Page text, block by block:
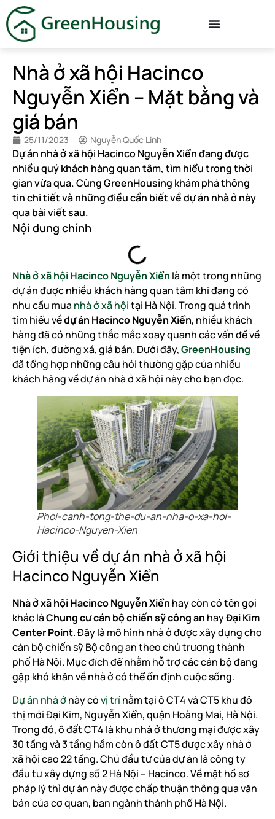
Nhà ở xã hội Hacinco
Nguyễn Xiển – Mặt bằng và
giá bán
25/11/2023 Nguyễn Quốc Linh
Dự án nhà ở xã hội Hacinco Nguyễn Xiển đang được
nhiều quý khách hàng quan tâm, tìm hiểu trong thời
gian vừa qua. Cùng GreenHousing khám phá thông
tin chi tiết và những điều cần biết về dự án nhà ở này
qua bài viết sau.
Nội dung chính
Nhà ở xã hội Hacinco Nguyễn Xiển là một trong những
dự án được nhiều khách hàng quan tâm khi đang có
nhu cầu mua nhà ở xã hộitại Hà Nội. Trong quá trình
tìm hiểu vềdự án Hacinco Nguyễn Xiển, nhiều khách
hàng đã có những thắc mắc xoay quanh các vấn đề về
tiện ích, đường xá, giá bán. Dưới đây,GreenHousing
đã tổng hợp những câu hỏi thường gặp của nhiều
khách hàng về dự án nhà ở xã hội này cho bạn đọc.
Phoi-canh-tong-the-du-an-nha-o-xa-hoi-
Hacinco-Nguyen-Xien
Giới thiệu về dự án nhà ở xã hội
Hacinco Nguyễn Xiển
Nhà ở xã hội Hacinco Nguyễn Xiển hay còn có tên gọi
khác làChung cư cán bộ chiến sỹ công an hayĐại Kim
Center Point. Đây là mô hình nhà ở được xây dựng cho
cán bộ chiến sỹ Bộ công an theo chủ trương thành
phố Hà Nội. Mục đích để nhằm hỗ trợ các cán bộ đang
gặp khó khăn về nhà ở có thể ổn định cuộc sống.
Dự án nhà ở này cóvị trínằm tại ô CT4 và CT5 khu đô
thị mới Đại Kim, Nguyễn Xiển, quận Hoàng Mai, Hà Nội.
Trong đó, ô đất CT4 là khu nhà ở thương mại được xây
30 tầng và 3 tầng hầm còn ô đất CT5 được xây nhà ở
xã hội cao 22 tầng. Chủ đầu tư của dự án là công ty
đầu tư xây dựng số 2 Hà Nội – Hacinco. Về mặt hồ sơ
pháp lý thì dự án này được chấp thuận thông qua văn
bản của cơ quan, ban ngành thành phố Hà Nội.